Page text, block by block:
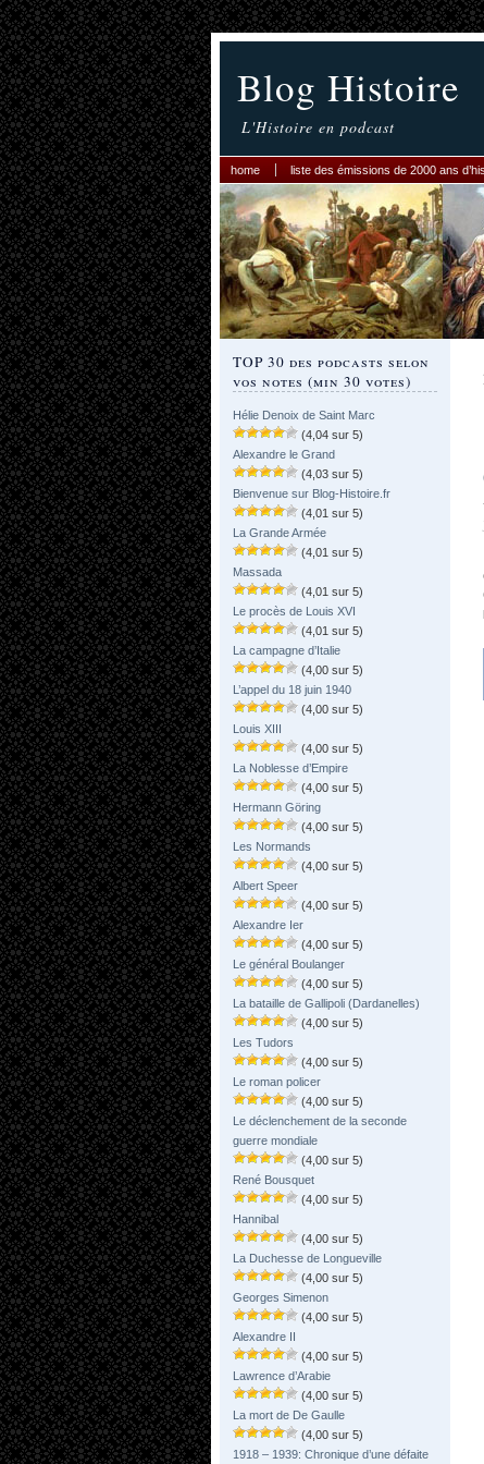
Blog Histoire
L'Histoire en podcast
home liste des émissions de 2000 ans
TOP 30 des podcasts selon
vos notes (min 30 votes)
Hélie Denoix de Saint Marc
(4,04 sur 5)
Alexandre le Grand
(4,03 sur 5)
Bienvenue sur Blog-Histoire.fr
(4,01 sur 5)
La Grande Armée
(4,01 sur 5)
Massada
(4,01 sur 5)
Le procès de Louis XVI
(4,01 sur 5)
La campagne d’Italie
(4,00 sur 5)
L’appel du 18 juin 1940
(4,00 sur 5)
Louis XIII
(4,00 sur 5)
La Noblesse d’Empire
(4,00 sur 5)
Hermann Göring
(4,00 sur 5)
Les Normands
(4,00 sur 5)
Albert Speer
(4,00 sur 5)
Alexandre Ier
(4,00 sur 5)
Le général Boulanger
(4,00 sur 5)
La bataille de Gallipoli (Dardanelles)
(4,00 sur 5)
Les Tudors
(4,00 sur 5)
Le roman policer
(4,00 sur 5)
Le déclenchement de la seconde
guerre mondiale
(4,00 sur 5)
René Bousquet
(4,00 sur 5)
Hannibal
(4,00 sur 5)
La Duchesse de Longueville
(4,00 sur 5)
Georges Simenon
(4,00 sur 5)
Alexandre II
(4,00 sur 5)
Lawrence d’Arabie
(4,00 sur 5)
La mort de De Gaulle
(4,00 sur 5)
1918 – 1939: Chronique d’une défaite